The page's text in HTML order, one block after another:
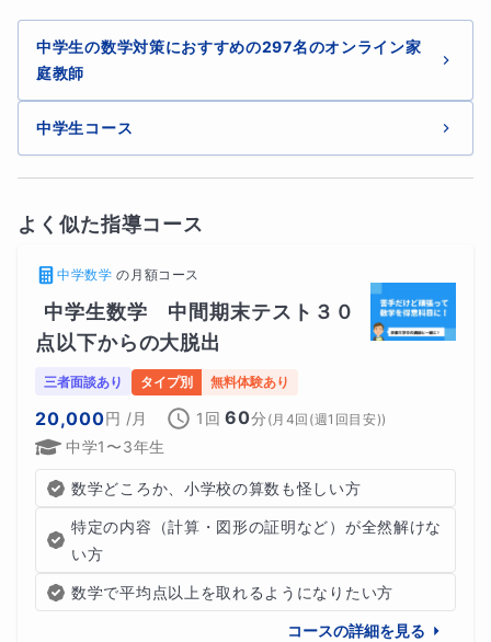
【模試分析】
【進路相談】
中学生の数学対策におすすめの297名のオンライン家
庭教師
中学生コース
よく似た指導コース
中学数学 の 月額コース
中学生数学　中間期末テスト３０
点以下からの大脱出
三者面談あり タイプ別 無料体験あり
20,000円 /月 1回 60分 (月4回(週1回目安))
中学1〜3年生
数学どころか、小学校の算数も怪しい方
特定の内容（計算・図形の証明など）が全然解けな
い方
数学で平均点以上を取れるようになりたい方
コースの詳細を見る